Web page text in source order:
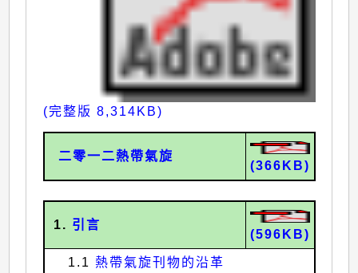
(完整版 8,314KB)
二零一二熱帶氣旋
(366KB)
1. 引言
(596KB)
1.1 熱帶氣旋刊物的沿革